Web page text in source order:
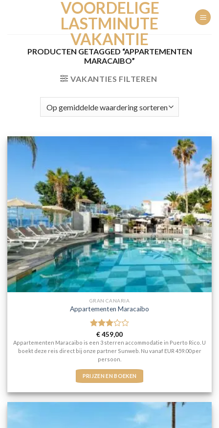
VOORDELIGE
LASTMINUTE
VAKANTIE
PRODUCTEN GETAGGED “APPARTEMENTEN
MARACAIBO”
VAKANTIES FILTEREN
GRAN CANARIA
Appartementen Maracaibo
Gewaardeerd
3uit 5
€459,00
Appartementen Maracaibo is een 3 sterren accommodatie in Puerto Rico. U
boekt deze reis direct bij onze partner Sunweb. Nu vanaf EUR 459.00 per
persoon.
PRIJZEN EN BOEKEN